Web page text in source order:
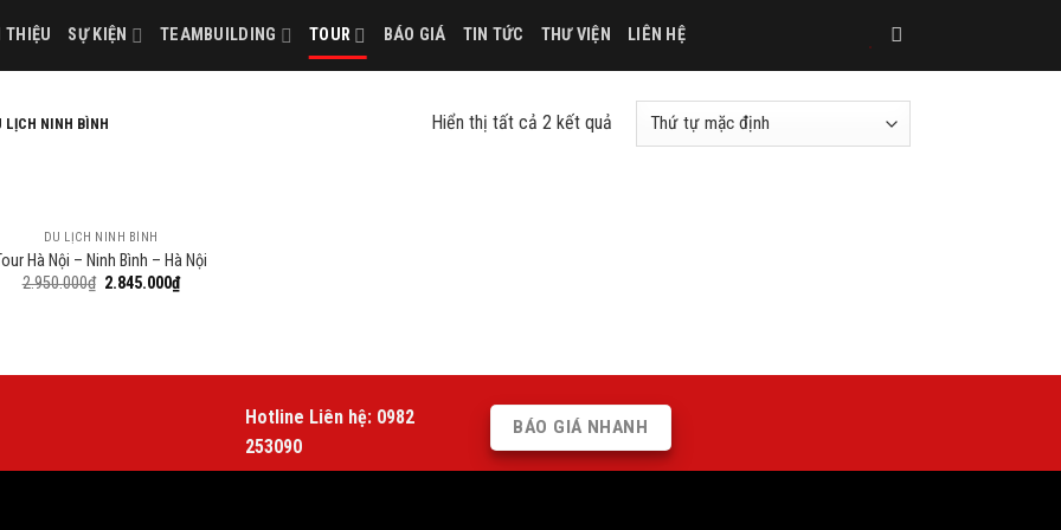
THIỆU SỰ KIỆN TEAMBUILDING TOUR BÁO GIÁ TIN TỨC THƯ VIỆN LIÊN HỆ
LỊCH NINH BÌNH Hiển thị tất cả 2 kết quả
DU LỊCH NINH BÌNH
Hà Nội – Ninh Bình – Hà Nội
2.950.000₫ 2.845.000₫
Hotline Liên hệ: 0982
253090
BÁO GIÁ NHANH